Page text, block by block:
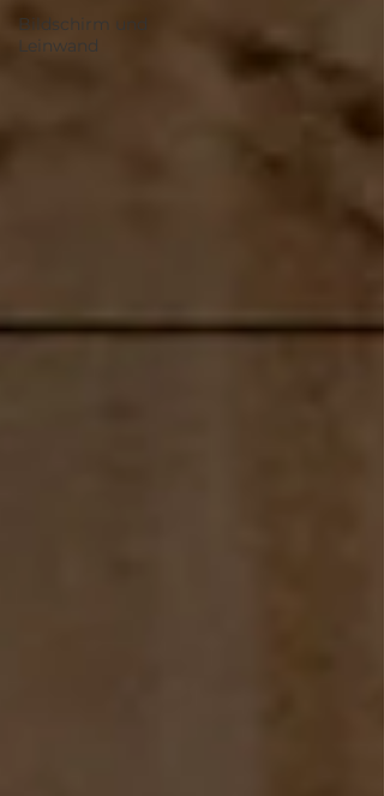
Bildschirm und
Leinwand